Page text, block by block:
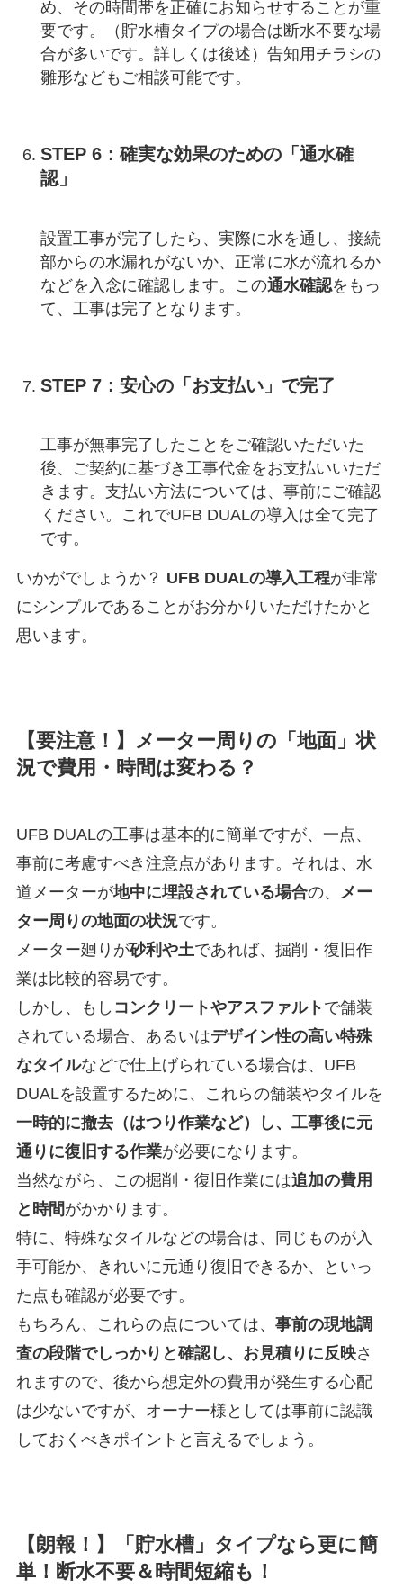
め、その時間帯を正確にお知らせすることが重
要です。（貯水槽タイプの場合は断水不要な場
合が多いです。詳しくは後述）告知用チラシの
雛形などもご相談可能です。
STEP 6：確実な効果のための「通水確
認」
設置工事が完了したら、実際に水を通し、接続
部からの水漏れがないか、正常に水が流れるか
などを入念に確認します。この通水確認をもっ
て、工事は完了となります。
STEP 7：安心の「お支払い」で完了
工事が無事完了したことをご確認いただいた
後、ご契約に基づき工事代金をお支払いいただ
きます。支払い方法については、事前にご確認
ください。これでUFB DUALの導入は全て完了
です。
いかがでしょうか？ UFB DUALの導入工程が非常
にシンプルであることがお分かりいただけたかと
思います。
【要注意！】メーター周りの「地面」状
況で費用・時間は変わる？
UFB DUALの工事は基本的に簡単ですが、一点、
事前に考慮すべき注意点があります。それは、水
道メーターが地中に埋設されている場合の、 メー
ター周りの地面の状況です。
メーター廻りが砂利や土であれば、掘削・復旧作
業は比較的容易です。
しかし、もし コンクリートやアスファルト で舗装
されている場合、あるいはデザイン性の高い特殊
なタイルなどで仕上げられている場合は、UFB
DUALを設置するために、これらの舗装やタイルを
一時的に撤去（はつり作業など）し、工事後に元
通りに復旧する作業が必要になります。
当然ながら、この掘削・復旧作業には追加の費用
と時間がかかります。
特に、特殊なタイルなどの場合は、同じものが入
手可能か、きれいに元通り復旧できるか、といっ
た点も確認が必要です。
もちろん、これらの点については、 事前の現地調
査の段階でしっかりと確認し、お見積りに反映さ
れますので、後から想定外の費用が発生する心配
は少ないですが、オーナー様としては事前に認識
しておくべきポイントと言えるでしょう。
【朗報！】「貯水槽」タイプなら更に簡
単！断水不要＆時間短縮も！